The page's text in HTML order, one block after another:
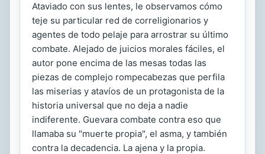
Ataviado con sus lentes, le observamos cómo
teje su particular red de correligionarios y
agentes de todo pelaje para arrostrar su último
combate. Alejado de juicios morales fáciles, el
autor pone encima de las mesas todas las
piezas de complejo rompecabezas que perfila
las miserias y atavíos de un protagonista de la
historia universal que no deja a nadie
indiferente. Guevara combate contra eso que
llamaba su "muerte propia", el asma, y también
contra la decadencia. La ajena y la propia.